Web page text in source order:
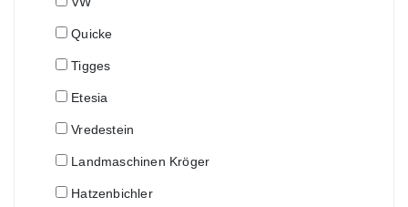
Quicke
Tigges
Etesia
Vredestein
Landmaschinen Kröger
Hatzenbichler